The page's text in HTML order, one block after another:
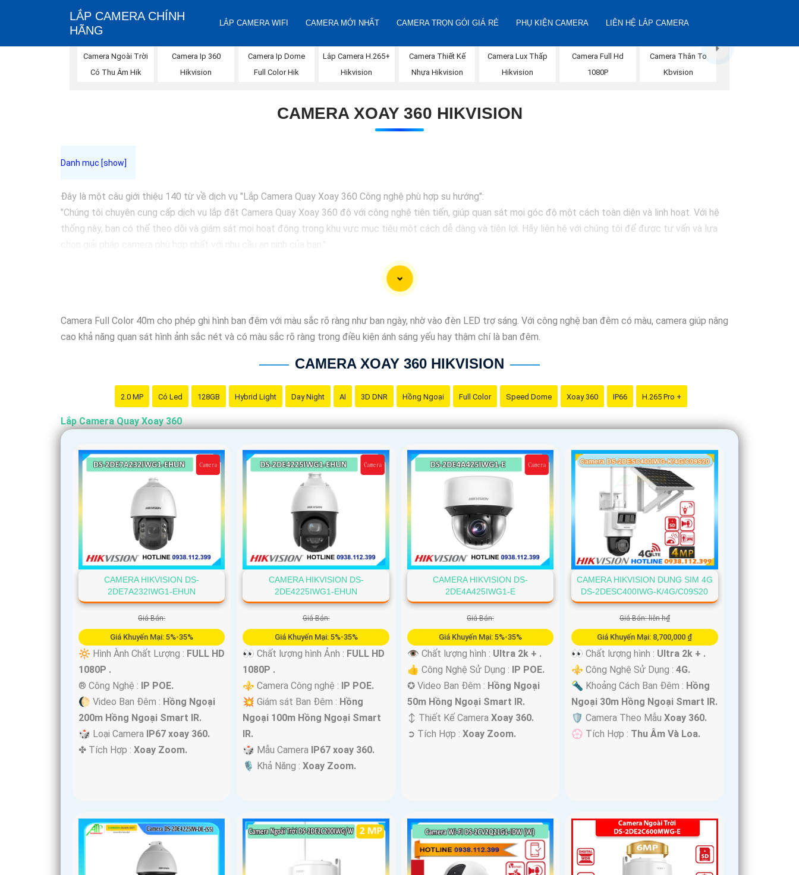
LẮP CAMERA CHÍNH
HÃNG
LẮP CAMERA WIFI CAMERA MỚI NHẤT CAMERA TRỌN GÓI GIÁ RẺ PHỤ KIỆN CAMERA LIÊN HỆ LẮP CAMERA
Camera Ngoài Trời
Có Thu Âm Hik
Camera Ip 360
Hikvision
Camera Ip Dome
Full Color Hik
Lắp Camera H.265+
Hikvision
Camera Thiết Kế
Nhựa Hikvision
Camera Lux Thấp
Hikvision
Camera Full Hd
1080P
Camera Thân To
Kbvision
CAMERA XOAY 360 HIKVISION
Đây là một câu giới thiệu 140 từ về dịch vụ "Lắp Camera Quay Xoay 360 Công nghệ phù hợp su hướng":
"Chúng tôi chuyên cung cấp dịch vụ lắp đặt Camera Quay Xoay 360 độ với công nghệ tiên tiến, giúp quan sát mọi góc độ một cách toàn diện và linh hoạt. Với hệ
thống này, bạn có thể theo dõi và giám sát mọi hoạt động trong khu vực mục tiêu một cách dễ dàng và tiện lợi. Hãy liên hệ với chúng tôi để được tư vấn và lựa
Camera Full Color 40m cho phép ghi hình ban đêm với màu sắc rõ ràng như ban ngày, nhờ vào đèn LED trợ sáng. Với công nghệ ban đêm có màu, camera giúp nâng
cao khả năng quan sát hình ảnh sắc nét và có màu sắc rõ ràng trong điều kiện ánh sáng yếu hay thậm chí là ban đêm.
CAMERA XOAY 360 HIKVISION
2.0 MP Có Led 128GB Hybrid Light Day Night AI 3D DNR Hồng Ngoại Full Color Speed Dome Xoay 360 IP66 H.265 Pro +
Lắp Camera Quay Xoay 360
CAMERA HIKVISION DS-
2DE7A232IWG1-EHUN
Giá Bán:
Giá Khuyến Mại: 5%-35%
🔆 Hình Ành Chất Lượng : FULL HD
1080P .
®️ Công Nghệ : IP POE.
🌔 Video Ban Đêm : Hồng Ngoại
200m Hồng Ngoại Smart IR.
🎲 Loại Camera IP67 xoay 360.
️✤ Tích Hợp : Xoay Zoom.
CAMERA HIKVISION DS-
2DE4225IWG1-EHUN
Giá Bán:
Giá Khuyến Mại: 5%-35%
️
👀 Chất lượng hình Ảnh : FULL HD
1080P .
⚜️ Camera Công nghệ : IP POE.
💥 Giám sát Ban Đêm : Hồng
Ngoại 100m Hồng Ngoại Smart
IR.
🎲 Mẫu Camera IP67 xoay 360.
️🎙 Khả Năng :Xoay Zoom.
CAMERA HIKVISION DS-
2DE4A425IWG1-E
Giá Bán:
Giá Khuyến Mại: 5%-35%
👁 Chất lượng hình : Ultra 2k + .
👍 Công Nghệ Sử Dụng : IP POE.
✪ Video Ban Đêm : Hồng Ngoại
50m Hồng Ngoại Smart IR.
↕️ Thiết Kế Camera Xoay 360.
️➲ Tích Hợp : Xoay Zoom.
CAMERA HIKVISION DUNG SIM 4G
DS-2DESC400IWG-K/4G/C09S20
Giá Bán: liên h₫
Giá Khuyến Mại: 8,700,000 ₫
️
👀 Chất lượng hình : Ultra 2k + .
⚜️ Công Nghệ Sử Dụng :4G.
🔦 Khoảng Cách Ban Đêm : Hồng
Ngoại 30m Hồng Ngoại Smart IR.
🛡 Camera Theo MẫuXoay 360.
️💮 Tích Hợp : Thu Âm Và Loa.